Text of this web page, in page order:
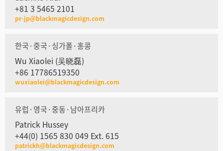
+81 3 5465 2101
pr-jp@blackmagicdesign.com
한국·중국·싱가폴·홍콩
Wu Xiaolei (吴晓磊)
+86 17786519350
wuxiaolei@blackmagicdesign.com
유럽·영국·중동·남아프리카
Patrick Hussey
+44(0) 1565 830 049 Ext. 615
patrickh@blackmagicdesign.com